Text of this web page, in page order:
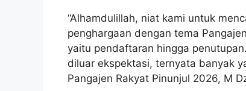
“Alhamdulillah, niat kami untuk
penghargaan dengan tema
yaitu pendaftaran hingga
diluar ekspektasi, ternyata banyak
Pangajen Rakyat Pinunjul 2026, M